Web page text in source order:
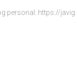
personal: https://